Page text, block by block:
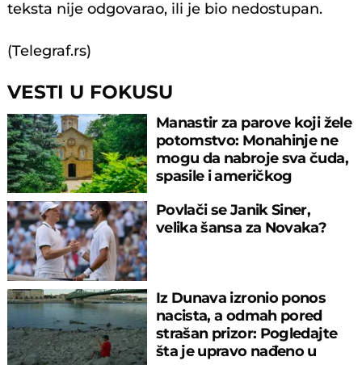
teksta nije odgovarao, ili je bio nedostupan.
(Telegraf.rs)
VESTI U FOKUSU
Manastir za parove koji žele
potomstvo: Monahinje ne
mogu da nabroje sva čuda,
spasile i američkog
Povlači se Janik Siner,
velika šansa za Novaka?
Iz Dunava izronio ponos
nacista, a odmah pored
strašan prizor: Pogledajte
šta je upravo nađeno u